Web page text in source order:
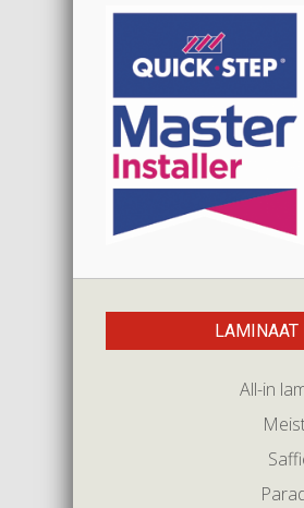
LAMINAAT
All-in